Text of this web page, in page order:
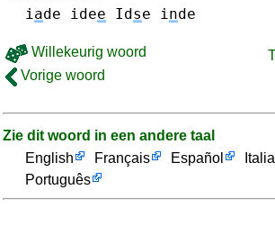
iade idee Idse inde
Willekeurig woord
Vorige woord
Zie dit woord in een andere taal
English
Français Español
Português